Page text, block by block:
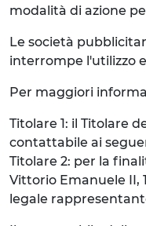
modalità di azione
Le società
interrompe l'utilizzo
Per maggiori
Titolare 1: il Titolare
contattabile ai
Titolare 2: per la
Vittorio Emanuele II,
legale